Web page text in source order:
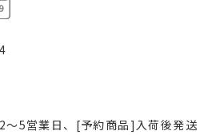
～5営業日、[予約商品]入荷後発送